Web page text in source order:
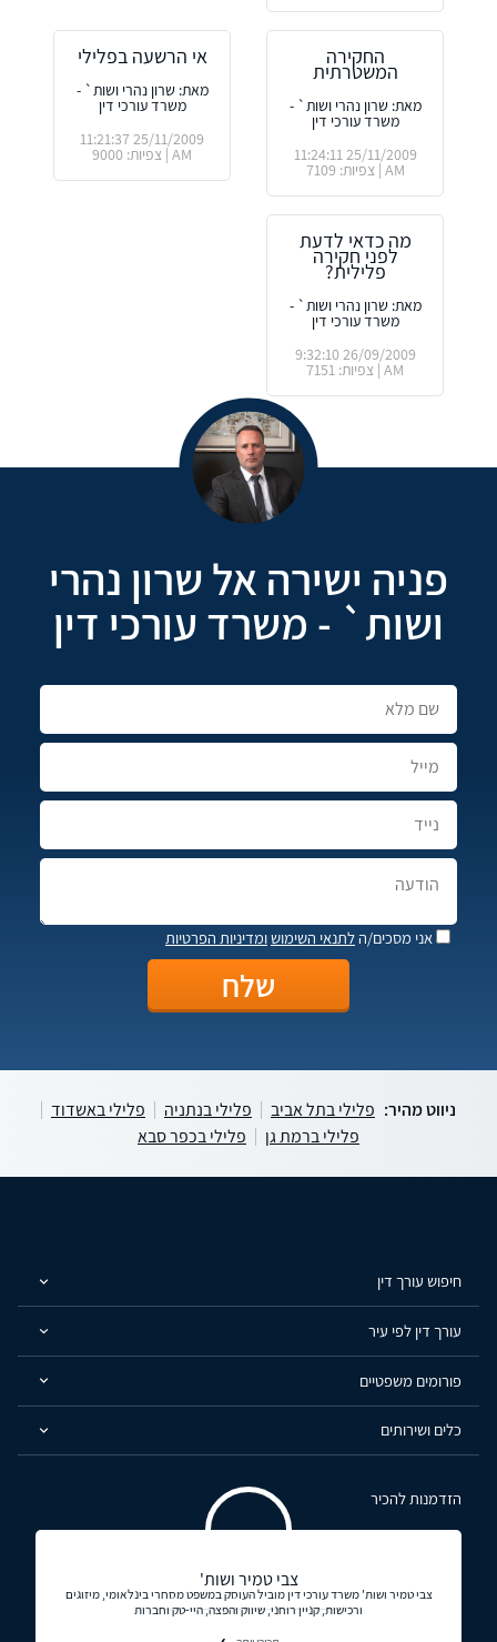
החקירה
המשטרתית
מאת: שרון נהרי ושות` -
משרד עורכי דין
25/11/2009 11:24:11
AM | צפיות: 7109
אי הרשעה בפלילי
מאת: שרון נהרי ושות` -
משרד עורכי דין
25/11/2009 11:21:37
AM | צפיות: 9000
מה כדאי לדעת
לפני חקירה
פלילית?
מאת: שרון נהרי ושות` -
משרד עורכי דין
26/09/2009 9:32:10
AM | צפיות: 7151
פניה ישירה אל שרון נהרי
ושות` - משרד עורכי דין
אני מסכים/הלתנאי השימושומדיניות הפרטיות
ניווט מהיר: פלילי בתל אביב פלילי בנתניה
פלילי באשדוד
פלילי ברמת גן
פלילי בכפר סבא
חיפוש עורך דין
עורך דין לפי עיר
פורומים משפטיים
כלים ושירותים
הזדמנות להכיר
צבי טמיר ושות'
צבי טמיר ושות' משרד עורכי דין מוביל העוסק במשפט מסחרי בינלאומי, מיזוגים
ורכישות, קניין רוחני, שיווק והפצה, היי-טק וחברות